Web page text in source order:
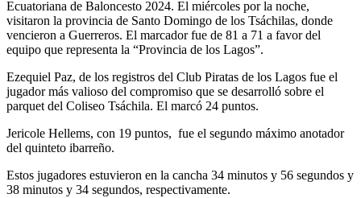
Ecuatoriana de Baloncesto 2024. El miércoles por la noche,
visitaron la provincia de Santo Domingo de los Tsáchilas, donde
vencieron a Guerreros. El marcador fue de 81 a 71 a favor del
equipo que representa la “Provincia de los Lagos”.
Ezequiel Paz, de los registros del Club Piratas de los Lagos fue el
jugador más valioso del compromiso que se desarrolló sobre el
parquet del Coliseo Tsáchila. El marcó 24 puntos.
Jericole Hellems, con 19 puntos, fue el segundo máximo anotador
del quinteto ibarreño.
Estos jugadores estuvieron en la cancha 34 minutos y 56 segundos y
38 minutos y 34 segundos, respectivamente.